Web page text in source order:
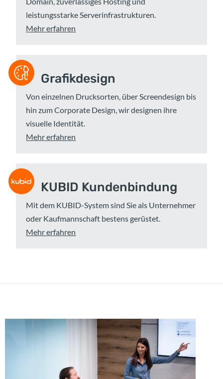
leistungsstarke Serverinfrastrukturen.
Mehr erfahren
Grafikdesign
Von einzelnen Drucksorten, über Screendesign bis
hin zum Corporate Design, wir designen ihre
visuelle Identität.
Mehr erfahren
KUBID Kundenbindung
Mit dem KUBID-System sind Sie als Unternehmer
oder Kaufmannschaft bestens gerüstet.
Mehr erfahren